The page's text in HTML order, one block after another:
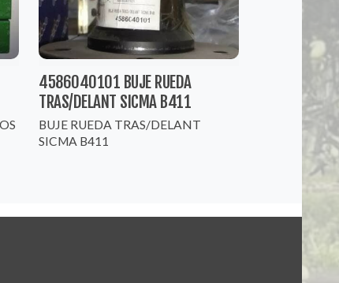
4586040101 BUJE RUEDA
TRAS/DELANT SICMA B411
BUJE RUEDA TRAS/DELANT
SICMA B411